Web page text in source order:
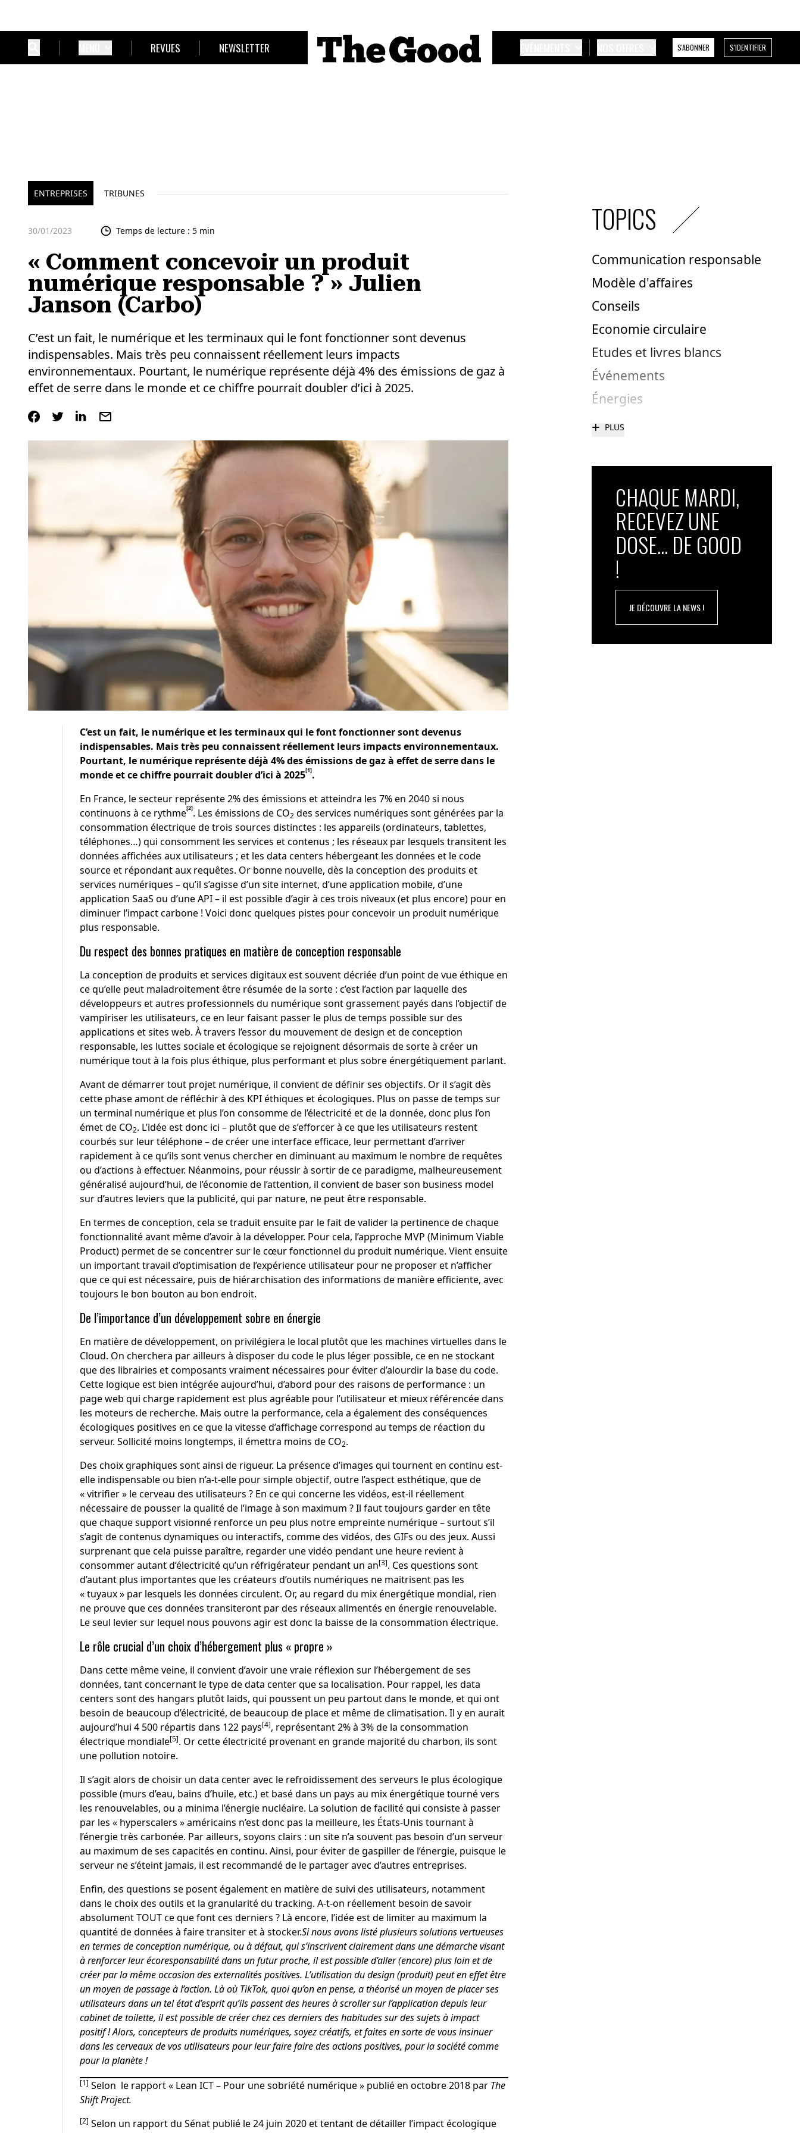
REVUES NEWSLETTER S'ABONNER S'IDENTIFIER
ENTREPRISES TRIBUNES
30/01/2023 Temps de lecture : 5 min
« Comment concevoir un produit
numérique responsable ? » Julien
Janson (Carbo)
C’est un fait, le numérique et les terminaux qui le font fonctionner sont devenus
indispensables. Mais très peu connaissent réellement leurs impacts
environnementaux. Pourtant, le numérique représente déjà 4% des émissions de gaz à
effet de serre dans le monde et ce chiffre pourrait doubler d’ici à 2025.
C’est un fait, le numérique et les terminaux qui le font fonctionner sont devenus
indispensables. Mais très peu connaissent réellement leurs impacts environnementaux.
Pourtant, le numérique représente déjà 4% des émissions de gaz à effet de serre dans le
monde et ce chiffre pourrait doubler d’ici à 2025[1].
En France, le secteur représente 2% des émissions et atteindra les 7% en 2040 si nous
continuons à ce rythme[2]. Les émissions de CO2 des services numériques sont générées par la
consommation électrique de trois sources distinctes : les appareils (ordinateurs, tablettes,
téléphones…) qui consomment les services et contenus ; les réseaux par lesquels transitent les
données affichées aux utilisateurs ; et les data centers hébergeant les données et le code
source et répondant aux requêtes. Or bonne nouvelle, dès la conception des produits et
services numériques – qu’il s’agisse d’un site internet, d’une application mobile, d’une
application SaaS ou d’une API – il est possible d’agir à ces trois niveaux (et plus encore) pour en
diminuer l’impact carbone ! Voici donc quelques pistes pour concevoir un produit numérique
plus responsable.
Du respect des bonnes pratiques en matière de conception responsable
La conception de produits et services digitaux est souvent décriée d’un point de vue éthique en
ce qu’elle peut maladroitement être résumée de la sorte : c’est l’action par laquelle des
développeurs et autres professionnels du numérique sont grassement payés dans l’objectif de
vampiriser les utilisateurs, ce en leur faisant passer le plus de temps possible sur des
applications et sites web. À travers l’essor du mouvement de design et de conception
responsable, les luttes sociale et écologique se rejoignent désormais de sorte à créer un
numérique tout à la fois plus éthique, plus performant et plus sobre énergétiquement parlant.
Avant de démarrer tout projet numérique, il convient de définir ses objectifs. Or il s’agit dès
cette phase amont de réfléchir à des KPI éthiques et écologiques. Plus on passe de temps sur
un terminal numérique et plus l’on consomme de l’électricité et de la donnée, donc plus l’on
émet de CO2. L’idée est donc ici – plutôt que de s’efforcer à ce que les utilisateurs restent
courbés sur leur téléphone – de créer une interface efficace, leur permettant d’arriver
rapidement à ce qu’ils sont venus chercher en diminuant au maximum le nombre de requêtes
ou d’actions à effectuer. Néanmoins, pour réussir à sortir de ce paradigme, malheureusement
généralisé aujourd’hui, de l’économie de l’attention, il convient de baser son business model
sur d’autres leviers que la publicité, qui par nature, ne peut être responsable.
En termes de conception, cela se traduit ensuite par le fait de valider la pertinence de chaque
fonctionnalité avant même d’avoir à la développer. Pour cela, l’approche MVP (Minimum Viable
Product) permet de se concentrer sur le cœur fonctionnel du produit numérique. Vient ensuite
un important travail d’optimisation de l’expérience utilisateur pour ne proposer et n’afficher
que ce qui est nécessaire, puis de hiérarchisation des informations de manière efficiente, avec
toujours le bon bouton au bon endroit.
De l’importance d’un développement sobre en énergie
En matière de développement, on privilégiera le local plutôt que les machines virtuelles dans le
Cloud. On cherchera par ailleurs à disposer du code le plus léger possible, ce en ne stockant
que des librairies et composants vraiment nécessaires pour éviter d’alourdir la base du code.
Cette logique est bien intégrée aujourd’hui, d’abord pour des raisons de performance : un
page web qui charge rapidement est plus agréable pour l’utilisateur et mieux référencée dans
les moteurs de recherche. Mais outre la performance, cela a également des conséquences
écologiques positives en ce que la vitesse d’affichage correspond au temps de réaction du
serveur. Sollicité moins longtemps, il émettra moins de CO2.
Des choix graphiques sont ainsi de rigueur. La présence d’images qui tournent en continu est-
elle indispensable ou bien n’a-t-elle pour simple objectif, outre l’aspect esthétique, que de
« vitrifier » le cerveau des utilisateurs ? En ce qui concerne les vidéos, est-il réellement
nécessaire de pousser la qualité de l’image à son maximum ? Il faut toujours garder en tête
que chaque support visionné renforce un peu plus notre empreinte numérique – surtout s’il
s’agit de contenus dynamiques ou interactifs, comme des vidéos, des GIFs ou des jeux. Aussi
surprenant que cela puisse paraître, regarder une vidéo pendant une heure revient à
consommer autant d’électricité qu’un réfrigérateur pendant un an[3]. Ces questions sont
d’autant plus importantes que les créateurs d’outils numériques ne maitrisent pas les
« tuyaux » par lesquels les données circulent. Or, au regard du mix énergétique mondial, rien
ne prouve que ces données transiteront par des réseaux alimentés en énergie renouvelable.
Le seul levier sur lequel nous pouvons agir est donc la baisse de la consommation électrique.
Le rôle crucial d’un choix d’hébergement plus « propre »
Dans cette même veine, il convient d’avoir une vraie réflexion sur l’hébergement de ses
données, tant concernant le type de data center que sa localisation. Pour rappel, les data
centers sont des hangars plutôt laids, qui poussent un peu partout dans le monde, et qui ont
besoin de beaucoup d’électricité, de beaucoup de place et même de climatisation. Il y en aurait
aujourd’hui 4 500 répartis dans 122 pays[4], représentant 2% à 3% de la consommation
électrique mondiale[5]. Or cette électricité provenant en grande majorité du charbon, ils sont
une pollution notoire.
Il s’agit alors de choisir un data center avec le refroidissement des serveurs le plus écologique
possible (murs d’eau, bains d’huile, etc.) et basé dans un pays au mix énergétique tourné vers
les renouvelables, ou a minima l’énergie nucléaire. La solution de facilité qui consiste à passer
par les « hyperscalers » américains n’est donc pas la meilleure, les États-Unis tournant à
l’énergie très carbonée. Par ailleurs, soyons clairs : un site n’a souvent pas besoin d’un serveur
au maximum de ses capacités en continu. Ainsi, pour éviter de gaspiller de l’énergie, puisque le
serveur ne s’éteint jamais, il est recommandé de le partager avec d’autres entreprises.
Enfin, des questions se posent également en matière de suivi des utilisateurs, notamment
dans le choix des outils et la granularité du tracking. A-t-on réellement besoin de savoir
absolument TOUT ce que font ces derniers ? Là encore, l’idée est de limiter au maximum la
quantité de données à faire transiter et à stocker.Si nous avons listé plusieurs solutions vertueuses
en termes de conception numérique, ou à défaut, qui s’inscrivent clairement dans une démarche visant
à renforcer leur écoresponsabilité dans un futur proche, il est possible d’aller (encore) plus loin et de
créer par la même occasion des externalités positives. L’utilisation du design (produit) peut en effet être
un moyen de passage à l’action. Là où TikTok, quoi qu’on en pense, a théorisé un moyen de placer ses
utilisateurs dans un tel état d’esprit qu’ils passent des heures à scroller sur l’application depuis leur
cabinet de toilette, il est possible de créer chez ces derniers des habitudes sur des sujets à impact
positif ! Alors, concepteurs de produits numériques, soyez créatifs, et faites en sorte de vous insinuer
dans les cerveaux de vos utilisateurs pour leur faire faire des actions positives, pour la société comme
pour la planète !
[1] Selon le rapport« Lean ICT – Pour une sobriété numérique » publié en octobre 2018 par The
Shift Project.
[2] Selon un rapport du Sénat publié le 24 juin 2020 et tentant de détailler l’impact écologique
TOPICS
Communication responsable
Modèle d'affaires
Conseils
Economie circulaire
Etudes et livres blancs
Événements
Énergies
+ PLUS
CHAQUE MARDI,
RECEVEZ UNE
DOSE... DE GOOD
!
JE DÉCOUVRE LA NEWS !